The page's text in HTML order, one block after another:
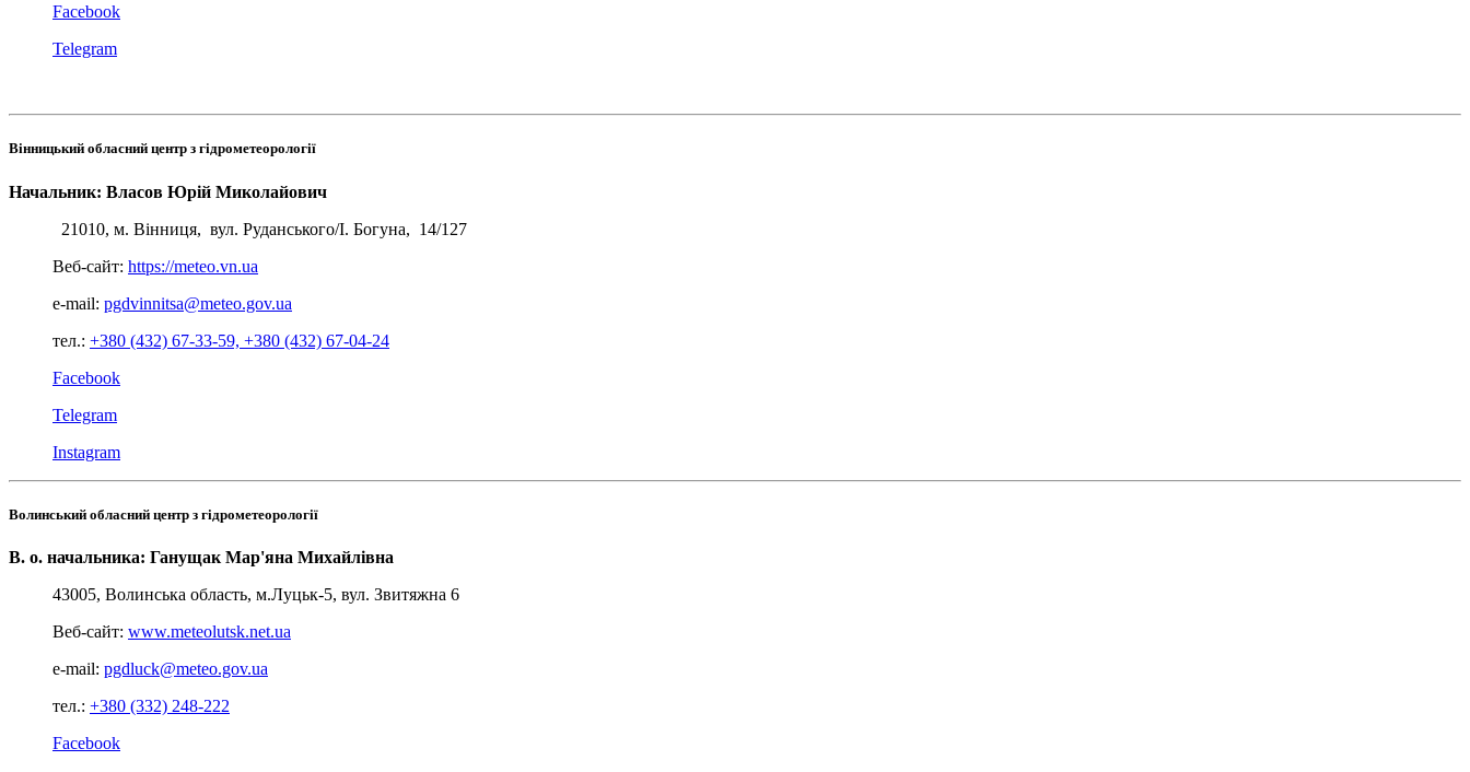
Facebook
Telegram
Вінницький обласний центр з гідрометеорології
Начальник: Власов Юрій Миколайович
21010, м. Вінниця, вул. Руданського/І. Богуна, 14/127
Веб-сайт: https://meteo.vn.ua
e-mail: pgdvinnitsa@meteo.gov.ua
тел.: +380 (432) 67-33-59, +380 (432) 67-04-24
Facebook
Telegram
Instagram
Волинський обласний центр з гідрометеорології
В. о. начальника: Ганущак Мар'яна Михайлівна
43005, Волинська область, м.Луцьк-5, вул. Звитяжна 6
Веб-сайт: www.meteolutsk.net.ua
e-mail: pgdluck@meteo.gov.ua
тел.: +380 (332) 248-222
Facebook